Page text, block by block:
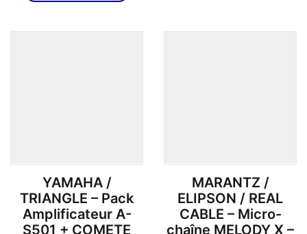
était :
YAMAHA /
TRIANGLE – Pack
Amplificateur A-
S501 + COMETE
MARANTZ /
ELIPSON / REAL
CABLE – Micro-
chaîne MELODY X –